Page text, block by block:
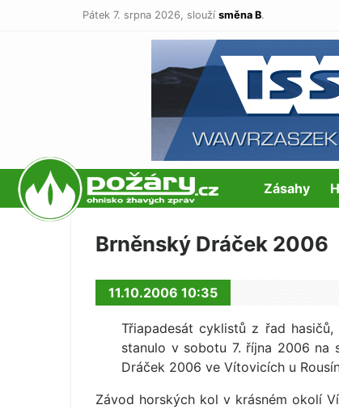
Pátek 7. srpna 2026, slouží směna B.
POŽÁRY.cz Zásahy
Brněnský Dráček 2006
11.10.2006 10:35
Třiapadesát cyklistů z řad
stanulo v sobotu 7. října 2006 na
Dráček 2006 ve Vítovicích u
Závod horských kol v krásném okolí